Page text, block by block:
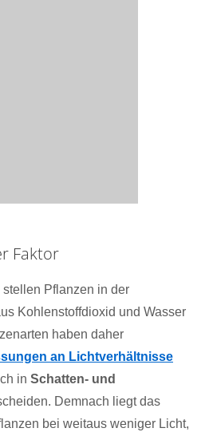
Faktor
Pflanzen in der
Kohlenstoffdioxid und Wasser
haben daher
an Lichtverhältnisse
in Schatten- und
Demnach liegt das
bei weitaus weniger Licht,